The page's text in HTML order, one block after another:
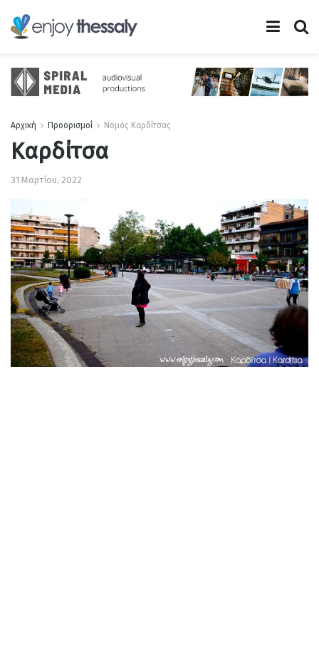
Αρχική Προορισμοί Νομός Καρδίτσας
Καρδίτσα
31 Μαρτίου, 2022